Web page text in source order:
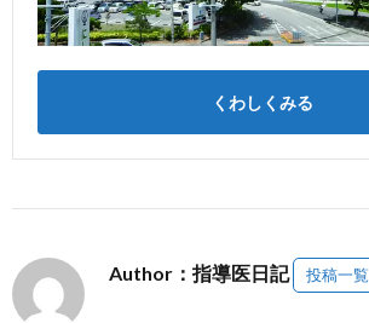
くわしくみる
Author：指導医日記 投稿一覧